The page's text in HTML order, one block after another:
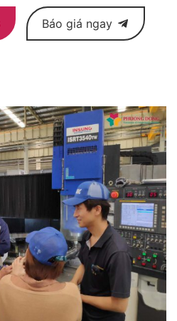
Báo giá ngay